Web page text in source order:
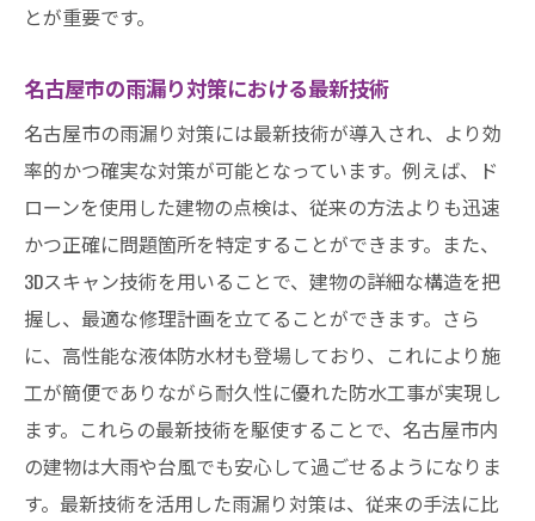
とが重要です。
名古屋市の雨漏り対策における最新技術
名古屋市の雨漏り対策には最新技術が導入され、より効
率的かつ確実な対策が可能となっています。例えば、ド
ローンを使用した建物の点検は、従来の方法よりも迅速
かつ正確に問題箇所を特定することができます。また、
3Dスキャン技術を用いることで、建物の詳細な構造を把
握し、最適な修理計画を立てることができます。さら
に、高性能な液体防水材も登場しており、これにより施
工が簡便でありながら耐久性に優れた防水工事が実現し
ます。これらの最新技術を駆使することで、名古屋市内
の建物は大雨や台風でも安心して過ごせるようになりま
す。最新技術を活用した雨漏り対策は、従来の手法に比